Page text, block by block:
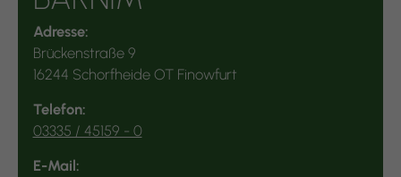
Adresse:
Brückenstraße 9
16244 Schorfheide OT Finowfurt
Telefon:
03335 / 45159 - 0
E-Mail: